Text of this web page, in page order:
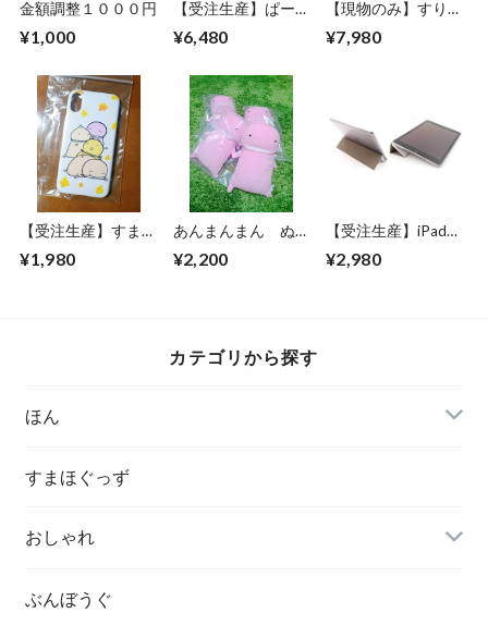
金額調整１０００円
¥1,000
【受注生産】ぱーか
ー
¥6,480
【現物のみ】すりっ
ぽん 全面ぺいんと
¥7,980
【受注生産】すまほ
けーす 通常ぷらん
¥1,980
あんまんまん ぬい
ぐるみもちもちぱす
けーす
¥2,200
【受注生産】iPadケ
ース（手帳型・ハー
ドケース）
¥2,980
カテゴリから探す
ほん
すまほぐっず
おしゃれ
ぶんぼうぐ